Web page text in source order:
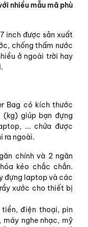
nhiều mẫu mã phù
inch được sản xuất
chống thấm nước
ở ngoài trời hay
Bag có kích thước
giúp bạn đựng
... chứa được
ra ngoài.
chính và 2 ngăn
kéo chắc chắn.
đựng laptop và các
xước cho thiết bị
tiền, điện thoại, pin
máy nghe nhạc, mỹ